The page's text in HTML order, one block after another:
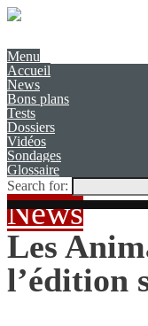
Menu
Accueil
News
Bons plans
Tests
Dossiers
Vidéos
Sondages
Glossaire
Search for:
News
Les
l’édition